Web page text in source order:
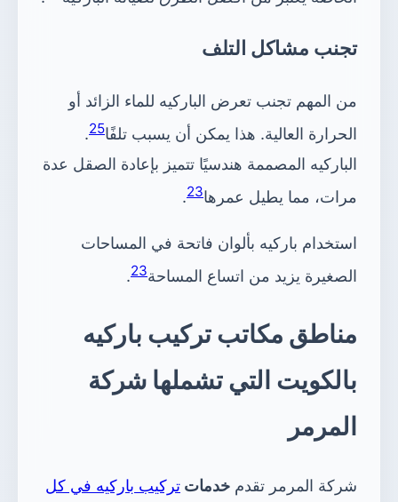
تجنب مشاكل التلف
من المهم تجنب تعرض الباركيه للماء الزائد أو
الحرارة العالية. هذا يمكن أن يسبب تلفًا25
.
الباركيه المصممة هندسيًا تتميز بإعادة الصقل عدة
مرات، مما يطيل عمرها23
.
استخدام باركيه بألوان فاتحة في المساحات
الصغيرة يزيد من اتساع المساحة23
.
مناطق مكاتب تركيب باركيه
بالكويت التي تشملها شركة
المرمر
شركة المرمر تقدم خدمات تركيب باركيه في كل